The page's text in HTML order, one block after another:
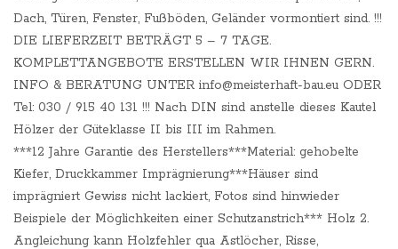
Dach, Türen, Fenster, Fußböden, Geländer vormontiert sind. !!!
DIE LIEFERZEIT BETRÄGT 5 – 7 TAGE.
KOMPLETTANGEBOTE ERSTELLEN WIR IHNEN GERN.
INFO & BERATUNG UNTER info@meisterhaft-bau.eu ODER
Tel: 030 / 915 40 131 !!! Nach DIN sind anstelle dieses Kautel
Hölzer der Güteklasse II bis III im Rahmen.
***12 Jahre Garantie des Herstellers***Material: gehobelte
Kiefer, Druckkammer Imprägnierung***Häuser sind
imprägniert Gewiss nicht lackiert, Fotos sind hinwieder
Beispiele der Möglichkeiten einer Schutzanstrich*** Holz 2.
Angleichung kann Holzfehler qua Astlöcher, Risse,